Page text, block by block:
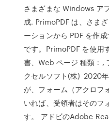
さまざまな Windows ア
成. PrimoPDF は、さま
ーションから PDF を作
です。PrimoPDF を使用
書、Web ページ 種類：,
クセルソフト(株) 2020
が、フォーム（アクロフ
いれば、受領者はそのフ
す。 アドビのAdobe